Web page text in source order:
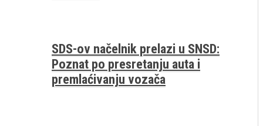
SDS-ov načelnik prelazi u SNSD:
Poznat po presretanju auta i
premlaćivanju vozača